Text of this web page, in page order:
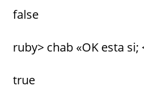
false
ruby> chab «OK esta si;
true